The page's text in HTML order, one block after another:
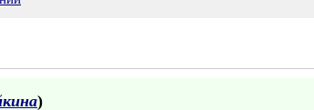
)